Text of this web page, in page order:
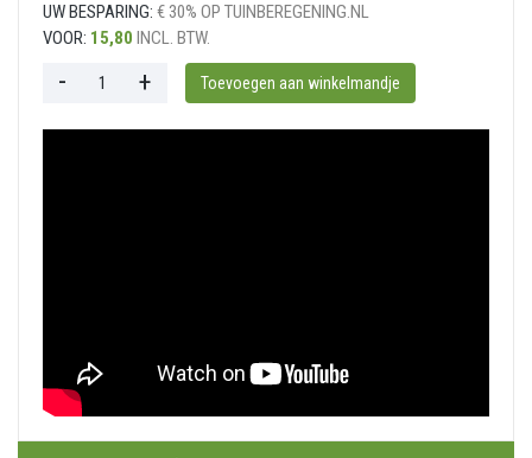
UW BESPARING: € 30% OP TUINBEREGENING.NL
VOOR: 15,80 INCL. BTW.